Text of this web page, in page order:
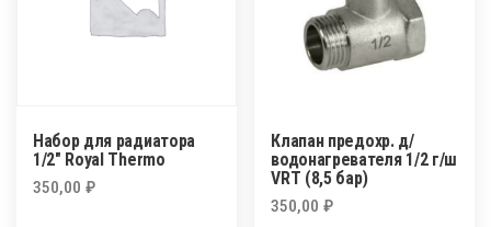
Набор для радиатора
1/2″ Royal Thermo
350,00 ₽
Клапан предохр. д/
водонагревателя 1/2 г/ш
VRT (8,5 бар)
350,00₽